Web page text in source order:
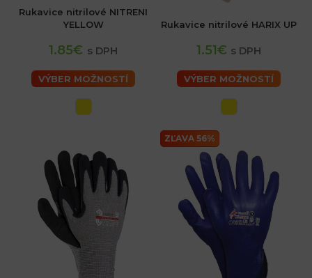
Rukavice nitrilové NITRENI
YELLOW
1.85€ s DPH
VÝBER MOŽNOSTÍ
Rukavice nitrilové HARIX UP
1.51€ s DPH
VÝBER MOŽNOSTÍ
ZĽAVA 56%